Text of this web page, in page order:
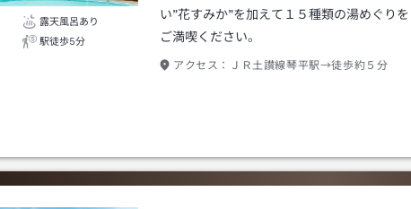
露天風呂あり
駅徒歩5分
い”花すみか”を加えて１５種類の湯めぐりを
ご満喫ください。
アクセス： ＪＲ土讃線琴平駅→徒歩約５分